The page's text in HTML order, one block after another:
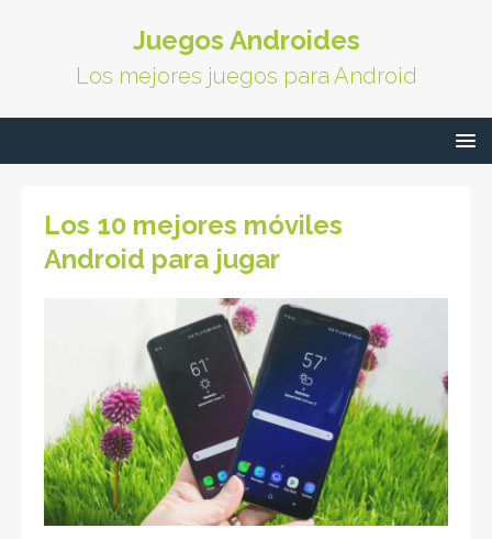
Juegos Androides
Los mejores juegos para Android
Los 10 mejores móviles
Android para jugar